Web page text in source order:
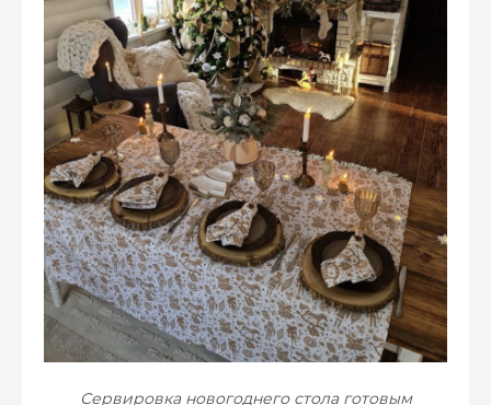
Сервировка новогоднего стола готовым